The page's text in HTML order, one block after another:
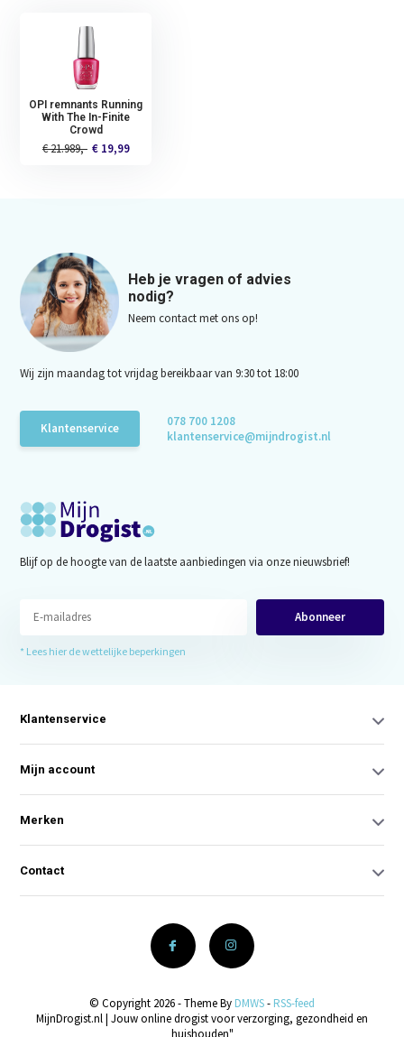
OPI remnants Running
With The In-Finite
Crowd
€ 21.989,- € 19,99
Heb je vragen of advies
nodig?
Neem contact met ons op!
Wij zijn maandag tot vrijdag bereikbaar van 9:30 tot 18:00
Klantenservice
078 700 1208
klantenservice@mijndrogist.nl
Blijf op de hoogte van de laatste aanbiedingen via onze nieuwsbrief!
Abonneer
* Lees hier de wettelijke beperkingen
Klantenservice
Mijn account
Merken
Contact
© Copyright 2026 - Theme By DMWS- RSS-feed
MijnDrogist.nl | Jouw online drogist voor verzorging, gezondheid en
huishouden"